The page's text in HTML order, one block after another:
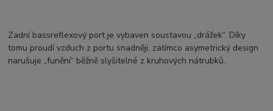
Zadní bassreflexový port je vybaven soustavou „drážek“. Díky
tomu proudí vzduch z portu snadněji, zatímco asymetrický design
narušuje „funění“ běžně slyšitelné z kruhových nátrubků.